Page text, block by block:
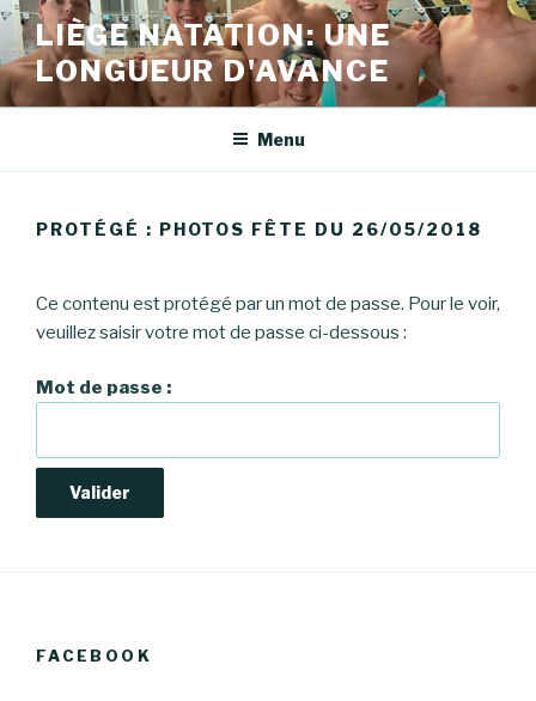
Aller
au
contenu
principal
LIÈGE NATATION: UNE
LONGUEUR D'AVANCE
Menu
PROTÉGÉ : PHOTOS FÊTE DU 26/05/2018
Ce contenu est protégé par un mot de passe. Pour le voir,
veuillez saisir votre mot de passe ci-dessous :
Mot de passe :
FACEBOOK